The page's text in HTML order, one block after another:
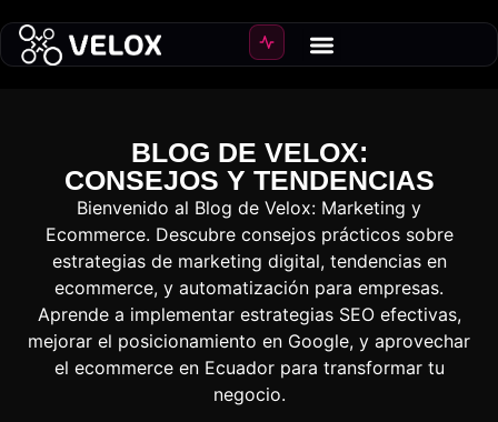
BLOG DE VELOX:
CONSEJOS Y TENDENCIAS
Bienvenido al Blog de Velox: Marketing y
Ecommerce. Descubre consejos prácticos sobre
estrategias de marketing digital, tendencias en
ecommerce, y automatización para empresas.
Aprende a implementar estrategias SEO efectivas,
mejorar el posicionamiento en Google, y aprovechar
el ecommerce en Ecuador para transformar tu
negocio.